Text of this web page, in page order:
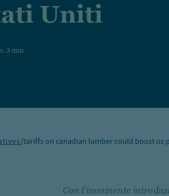
Uniti
3 min
/tariffs on canadian lumber could boost us
Con l’imminente